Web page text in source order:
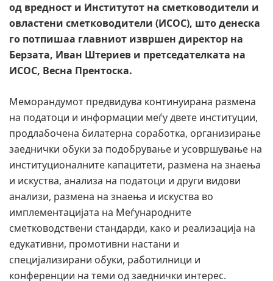
од вредност и Институтот на сметководители и
овластени сметководители (ИСОС), што денеска
го потпишаа главниот извршен директор на
Берзата, Иван Штериев и претседателката на
ИСОС, Весна Прентоска.
Меморандумот предвидува континуирана размена
на податоци и информации меѓу двете институции,
продлабочена билатерна соработка, организирање
заеднички обуки за подобрување и усовршување на
институционалните капацитети, размена на знаења
и искуства, анализа на податоци и други видови
анализи, размена на знаења и искуства во
имплементацијата на Меѓународните
сметководствени стандарди, како и реализација на
едукативни, промотивни настани и
специјализирани обуки, работилници и
конференции на теми од заеднички интерес.